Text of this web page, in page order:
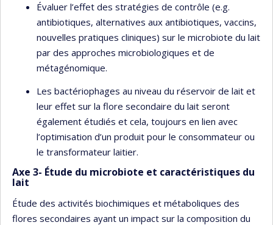
Évaluer l’effet des stratégies de contrôle (e.g.
antibiotiques, alternatives aux antibiotiques, vaccins,
nouvelles pratiques cliniques) sur le microbiote du lait
par des approches microbiologiques et de
métagénomique.
Les bactériophages au niveau du réservoir de lait et
leur effet sur la flore secondaire du lait seront
également étudiés et cela, toujours en lien avec
l’optimisation d’un produit pour le consommateur ou
le transformateur laitier.
Axe 3- Étude du microbiote et caractéristiques du
lait
Étude des activités biochimiques et métaboliques des
flores secondaires ayant un impact sur la composition du